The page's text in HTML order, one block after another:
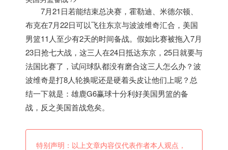
7月21日若能结束总决赛，霍勒迪、米德尔顿、
布克在7月22日可以飞往东京与波波维奇汇合， 美国
男篮11人至少有2天的时间备战。假如比赛被拖入7月
23日抢七大战，这三人在24日抵达东京，25日就要与
法国比赛了，试问球队都没有磨合这三人怎么办？波
波维奇是打8人轮换呢还是硬着头皮让他们上呢？总
结一下就是：雄鹿G6赢球十分利好美国男篮的备
战，反之美国首战危矣。
特别声明：以上文章内容仅代表作者本人观点，